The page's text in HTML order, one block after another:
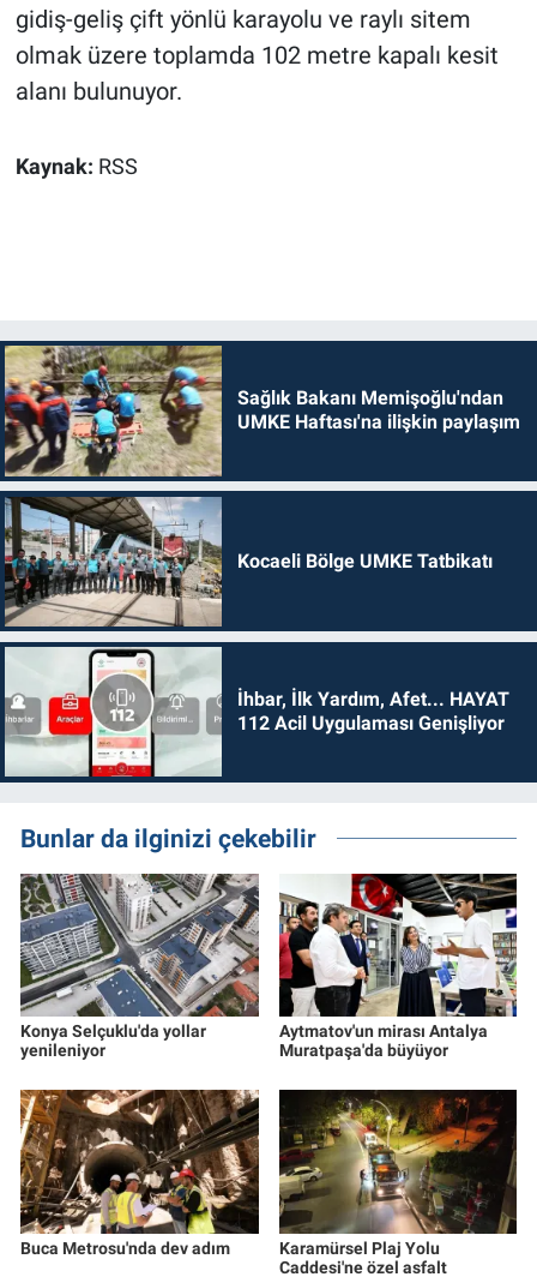
gidiş-geliş çift yönlü karayolu ve raylı sitem
olmak üzere toplamda 102 metre kapalı kesit
alanı bulunuyor.
Kaynak: RSS
Sağlık Bakanı Memişoğlu'ndan
UMKE Haftası'na ilişkin paylaşım
Kocaeli Bölge UMKE Tatbikatı
İhbar, İlk Yardım, Afet... HAYAT
112 Acil Uygulaması Genişliyor
Bunlar da ilginizi çekebilir
Konya Selçuklu'da yollar
yenileniyor
Aytmatov'un mirası Antalya
Muratpaşa'da büyüyor
Buca Metrosu'nda dev adım
Karamürsel Plaj Yolu
Caddesi'ne özel asfalt